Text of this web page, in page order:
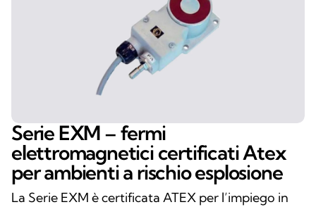
Serie EXM – fermi
elettromagnetici certificati Atex
per ambienti a rischio esplosione
La Serie EXM è certificata ATEX per l’impiego in